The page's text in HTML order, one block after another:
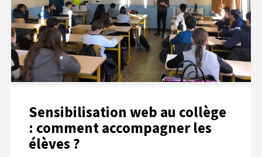
Sensibilisation web au collège
: comment accompagner les
élèves ?